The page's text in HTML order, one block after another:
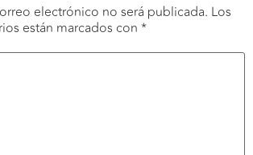
electrónico no será publicada. Los
están marcados con *